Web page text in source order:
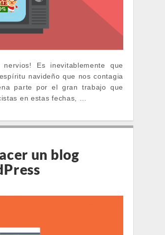
nervios! Es inevitablemente que
navideño que nos contagia
parte por el gran trabajo que
en estas fechas,
un blog